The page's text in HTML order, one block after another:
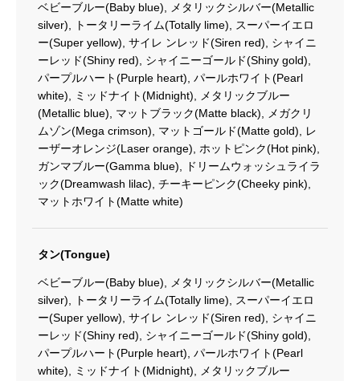
ベビーブルー(Baby blue), メタリックシルバー(Metallic
silver), トータリーライム(Totally lime), スーパーイエロ
ー(Super yellow), サイレ ンレッド(Siren red), シャイニ
ーレッド(Shiny red), シャイニーゴールド(Shiny gold),
パープルハート(Purple heart), パールホワイト(Pearl
white), ミッドナイト(Midnight), メタリックブルー
(Metallic blue), マットブラック(Matte black), メガクリ
ムゾン(Mega crimson), マットゴールド(Matte gold), レ
ーザーオレンジ(Laser orange), ホットピンク(Hot pink),
ガンマブルー(Gamma blue), ドリームウォッシュライラ
ック(Dreamwash lilac), チーキーピンク(Cheeky pink),
マットホワイト(Matte white)
タン(Tongue)
ベビーブルー(Baby blue), メタリックシルバー(Metallic
silver), トータリーライム(Totally lime), スーパーイエロ
ー(Super yellow), サイレ ンレッド(Siren red), シャイニ
ーレッド(Shiny red), シャイニーゴールド(Shiny gold),
パープルハート(Purple heart), パールホワイト(Pearl
white), ミッドナイト(Midnight), メタリックブルー